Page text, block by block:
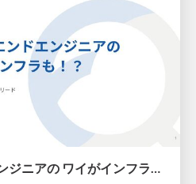
え？フロントエンドエンジニアの ワイがインフラも！？